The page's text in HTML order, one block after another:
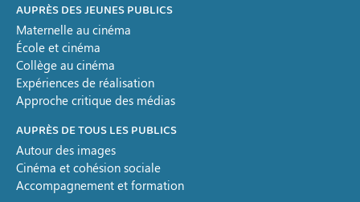
AUPRÈS DES JEUNES PUBLICS
Maternelle au cinéma
École et cinéma
Collège au cinéma
Expériences de réalisation
Approche critique des médias
AUPRÈS DE TOUS LES PUBLICS
Autour des images
Cinéma et cohésion sociale
Accompagnement et formation